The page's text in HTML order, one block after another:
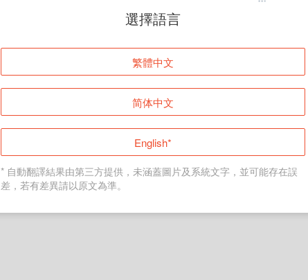
頁面無法顯示
登入
返回首頁
選擇語言
繁體中文
简体中文
English*
* 自動翻譯結果由第三方提供，未涵蓋圖片及系統文字，並可能存在誤
差，若有差異請以原文為準。